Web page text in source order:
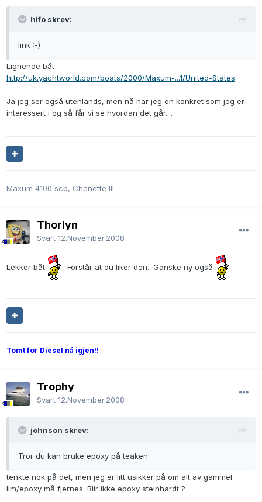
hifo skrev:
link :-)
Lignende båt
http://uk.yachtworld.com/boats/2000/Maxum-...1/United-States
Ja jeg ser også utenlands, men nå har jeg en konkret som jeg er
interessert i og så får vi se hvordan det går....
Maxum 4100 scb, Chenette III
Thorlyn
Svart 12.November.2008
Lekker båt Forstår at du liker den.. Ganske ny også
Tomt for Diesel nå igjen!!
Trophy
Svart 12.November.2008
johnson skrev:
Tror du kan bruke epoxy på teaken
tenkte nok på det, men jeg er litt usikker på om alt av gammel
lim/epoxy må fjernes. Blir ikke epoxy steinhardt ?